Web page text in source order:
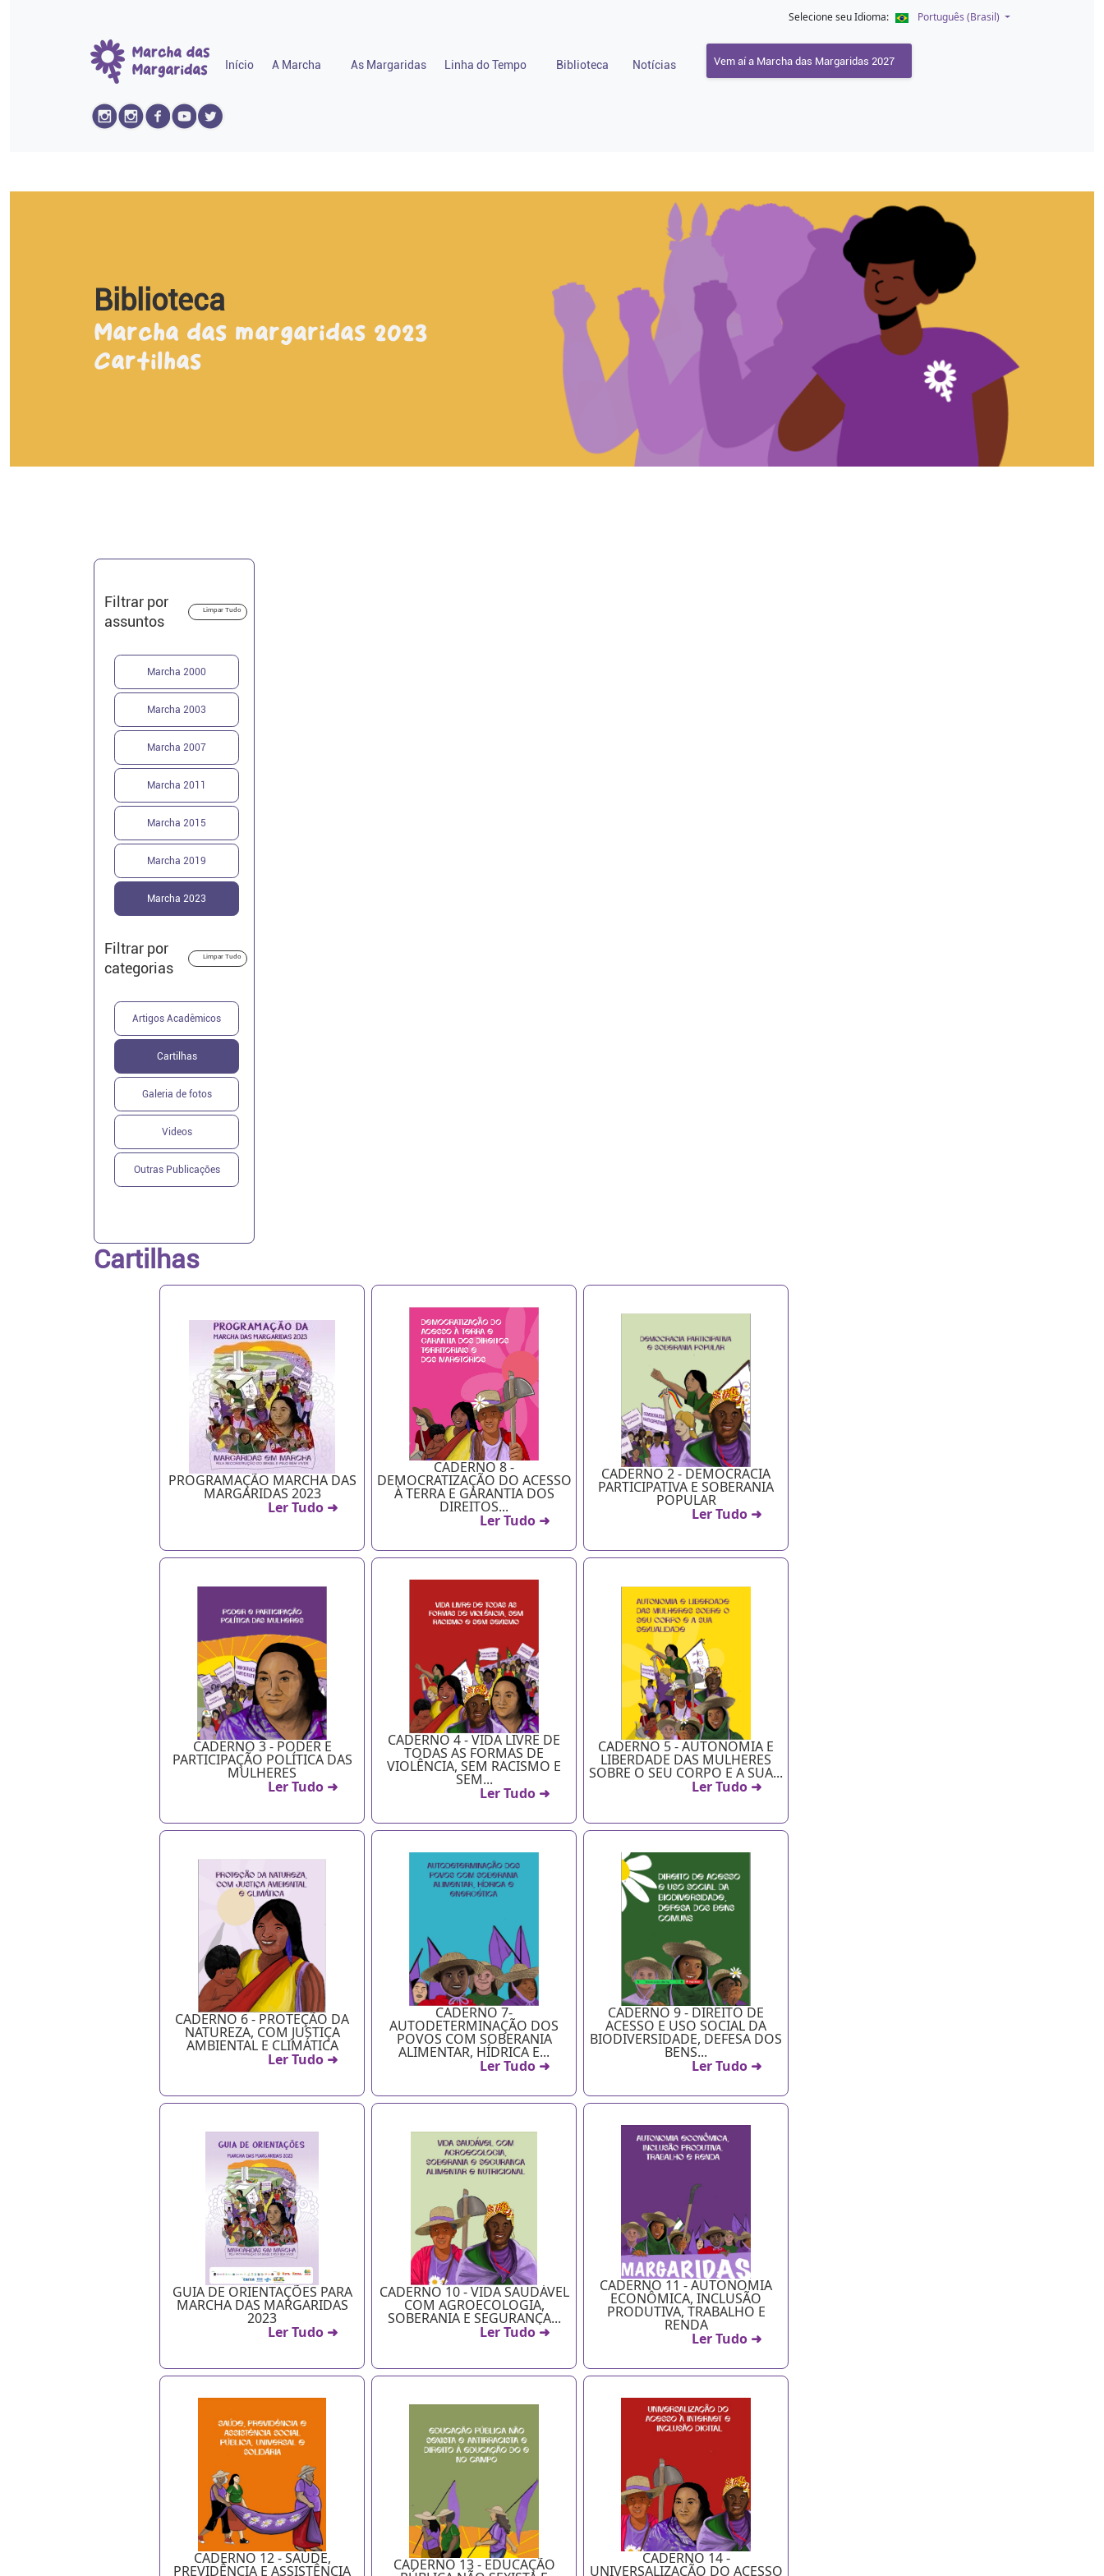
Selecione seu Idioma: Português (Brasil)
Início A Marcha As Margaridas Linha do Tempo Biblioteca Notícias Vem aí a Marcha das Margaridas 2027
Biblioteca
Marcha das margaridas 2023
Cartilhas
Filtrar por
assuntos
Limpar Tudo
Marcha 2000
Marcha 2003
Marcha 2007
Marcha 2011
Marcha 2015
Marcha 2019
Marcha 2023
Filtrar por
categorias
Limpar Tudo
Artigos Acadêmicos
Cartilhas
Galeria de fotos
Videos
Outras Publicações
Cartilhas
PROGRAMAÇÃO MARCHA DAS
MARGARIDAS 2023
Ler Tudo ➜
CADERNO 8 -
DEMOCRATIZAÇÃO DO ACESSO
À TERRA E GARANTIA DOS
DIREITOS...
Ler Tudo ➜
CADERNO 2 - DEMOCRACIA
PARTICIPATIVA E SOBERANIA
POPULAR
Ler Tudo ➜
CADERNO 3 - PODER E
PARTICIPAÇÃO POLÍTICA DAS
MULHERES
Ler Tudo ➜
CADERNO 4 - VIDA LIVRE DE
TODAS AS FORMAS DE
VIOLÊNCIA, SEM RACISMO E
SEM...
Ler Tudo ➜
CADERNO 5 - AUTONOMIA E
LIBERDADE DAS MULHERES
SOBRE O SEU CORPO E A SUA...
Ler Tudo ➜
CADERNO 6 - PROTEÇÃO DA
NATUREZA, COM JUSTIÇA
AMBIENTAL E CLIMÁTICA
Ler Tudo ➜
CADERNO 7-
AUTODETERMINAÇÃO DOS
POVOS COM SOBERANIA
ALIMENTAR, HÍDRICA E...
Ler Tudo ➜
CADERNO 9 - DIREITO DE
ACESSO E USO SOCIAL DA
BIODIVERSIDADE, DEFESA DOS
BENS...
Ler Tudo ➜
GUIA DE ORIENTAÇÕES PARA
MARCHA DAS MARGARIDAS
2023
Ler Tudo ➜
CADERNO 10 - VIDA SAUDÁVEL
COM AGROECOLOGIA,
SOBERANIA E SEGURANÇA...
Ler Tudo ➜
CADERNO 11 - AUTONOMIA
ECONÔMICA, INCLUSÃO
PRODUTIVA, TRABALHO E
RENDA
Ler Tudo ➜
CADERNO 12 - SAÚDE,
PREVIDÊNCIA E ASSISTÊNCIA CADERNO 13 - EDUCAÇÃO CADERNO 14 -
UNIVERSALIZAÇÃO DO ACESSO